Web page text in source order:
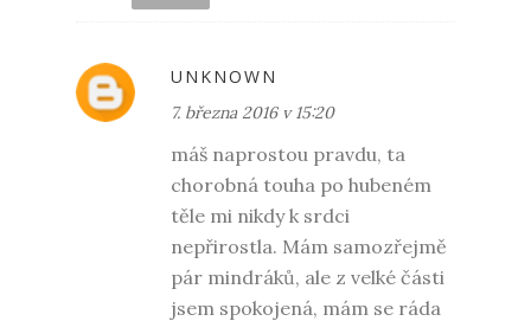
UNKNOWN
7. března 2016 v 15:20
máš naprostou pravdu, ta
chorobná touha po hubeném
těle mi nikdy k srdci
nepřirostla. Mám samozřejmě
pár mindráků, ale z velké části
jsem spokojená, mám se ráda